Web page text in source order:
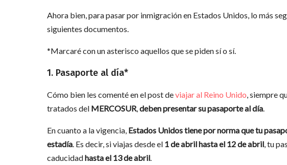
Ahora bien, para pasar por inmigración en Estados Unidos, lo más
siguientes documentos.
*Marcaré con un asterisco aquellos que se piden sí o sí.
1. Pasaporte al día*
Cómo bien les comenté en el post deviajar al Reino Unido , siempre
tratados del MERCOSUR deben presentar su pasaporte al día
En cuanto a la vigencia, Estados Unidos tiene por norma que tu
estadía . Es decir, si viajas desde el 1 de abril hasta el 12 de abril , tu
caducidadhasta el 13 de abril